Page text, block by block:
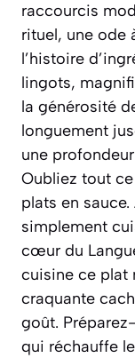
raccourcis
rituel, une ode
l’histoire
lingots,
la générosité
longuement
une
Oubliez tout
plats en sauce.
simplement
cœur du
cuisine ce plat
craquante
goût.
qui réchauffe